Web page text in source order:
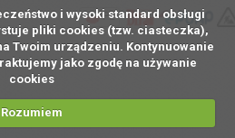
i wysoki standard obsługi
pliki cookies (tzw. ciasteczka),
Twoim urządzeniu. Kontynuowanie
jako zgodę na używanie
cookies
Rozumiem
PL